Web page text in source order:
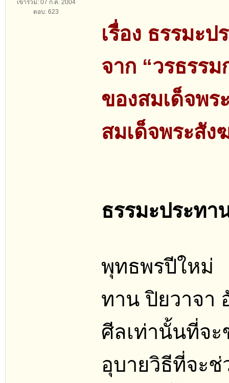
เข้าร่วม: 07 ก.ค. 2004
ตอบ: 623
เรื่อง ธรรมะ
จาก “วรธรร
ของสมเด็จพ
สมเด็จพระสั
ธรรมะประทา
พุทธพรปีใหม่
ทาน ปิยวาจา
ศีลเท่านั้นที่จ
อุบายวิธีที่จะช่